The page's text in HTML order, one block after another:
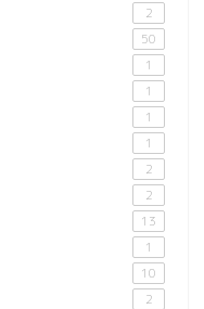
2
50
1
1
1
1
2
2
13
1
10
2